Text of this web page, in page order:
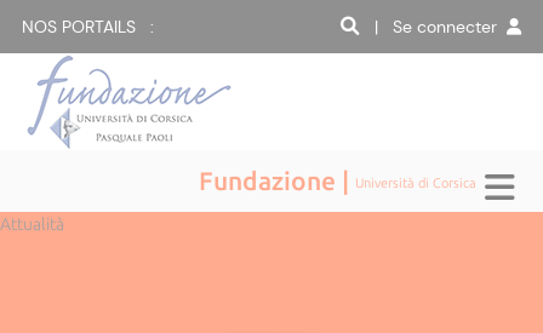
NOS PORTAILS : | Se connecter
Fundazione | Università di Corsica
Attualità